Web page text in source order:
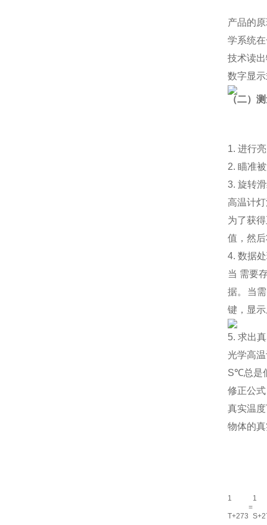
产品的
学系统
技术读
数字显
（二）
1. 进行
2. 瞄准
3. 旋转
高温计
为了获
值，然
4. 数据
当 需要
据。当
键，显
5. 求出
光学高
S℃总是
修正公
真实温
物体的
1
T+273
=
1